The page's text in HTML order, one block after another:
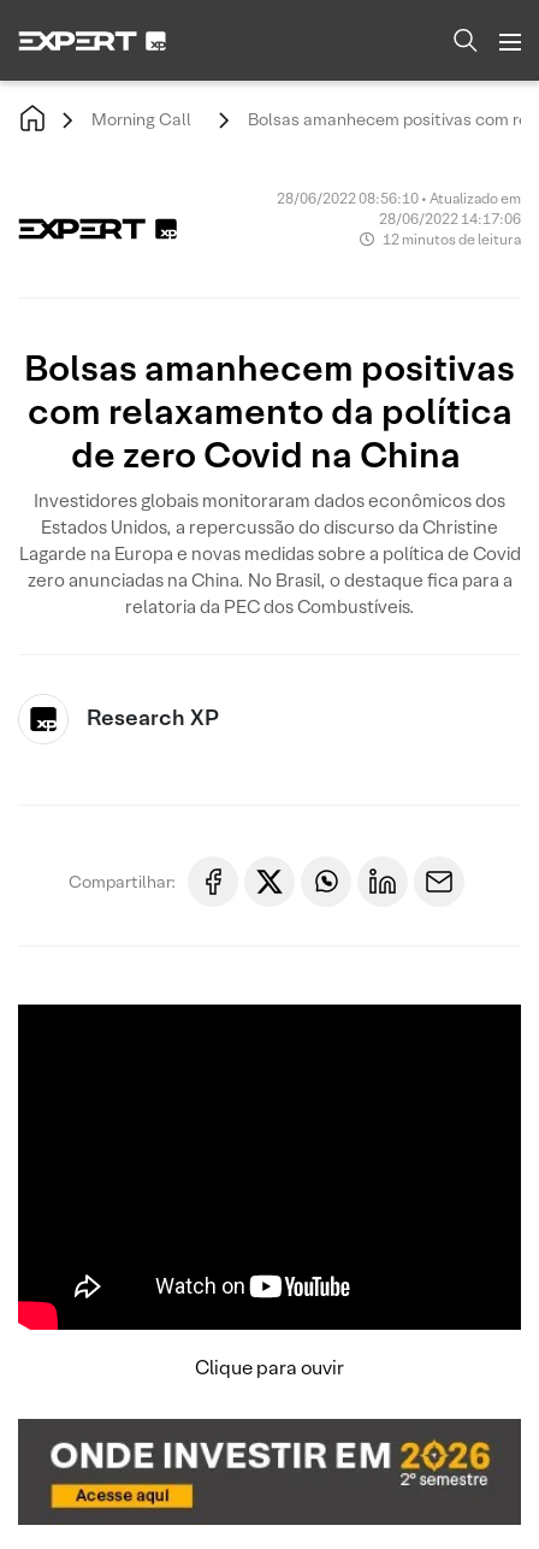
Morning Call Bolsas amanhecem positivas com
28/06/2022 08:56:10 • Atualizado em
28/06/2022 14:17:06
12 minutos de leitura
Bolsas amanhecem positivas
com relaxamento da política
de zero Covid na China
Investidores globais monitoraram dados econômicos dos
Estados Unidos, a repercussão do discurso da Christine
Lagarde na Europa e novas medidas sobre a política de Covid
zero anunciadas na China. No Brasil, o destaque fica para a
relatoria da PEC dos Combustíveis.
Research XP
Compartilhar:
Clique para ouvir